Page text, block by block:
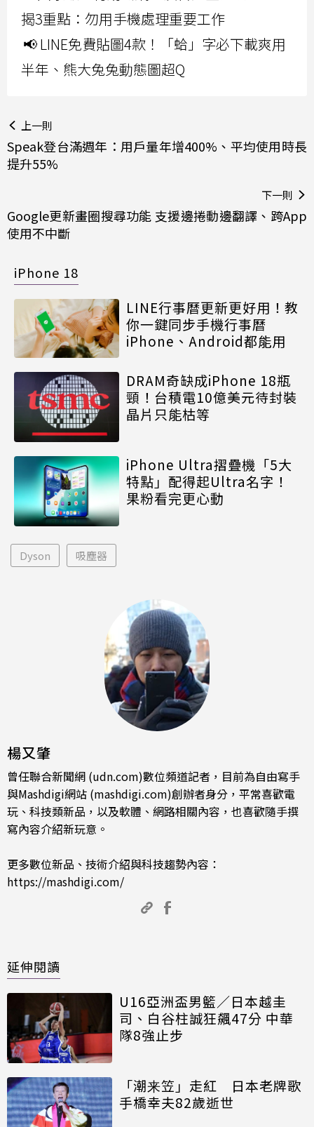
揭3重點：勿用手機處理重要工作
📢 LINE免費貼圖4款！「蛤」字必下載爽用
半年、熊大兔兔動態圖超Q
上一則
Speak登台滿週年：用戶量年增400%、平均使用時長
提升55%
下一則
Google更新畫圈搜尋功能 支援邊捲動邊翻譯、跨App
使用不中斷
iPhone 18
LINE行事曆更新更好用！教
你一鍵同步手機行事曆
iPhone、Android都能用
DRAM奇缺成iPhone 18瓶
頸！台積電10億美元待封裝
晶片只能枯等
iPhone Ultra摺疊機「5大
特點」配得起Ultra名字！
果粉看完更心動
Dyson 吸塵器
楊又肇
曾任聯合新聞網 (udn.com)數位頻道記者，目前為自由寫手
與Mashdigi網站 (mashdigi.com)創辦者身分，平常喜歡電
玩、科技類新品，以及軟體、網路相關內容，也喜歡隨手撰
寫內容介紹新玩意。
更多數位新品、技術介紹與科技趨勢內容：
https://mashdigi.com/
延伸閱讀
U16亞洲盃男籃／日本越圭
司、白谷柱誠狂飆47分 中華
隊8強止步
「潮来笠」走紅 日本老牌歌
手橋幸夫82歲逝世